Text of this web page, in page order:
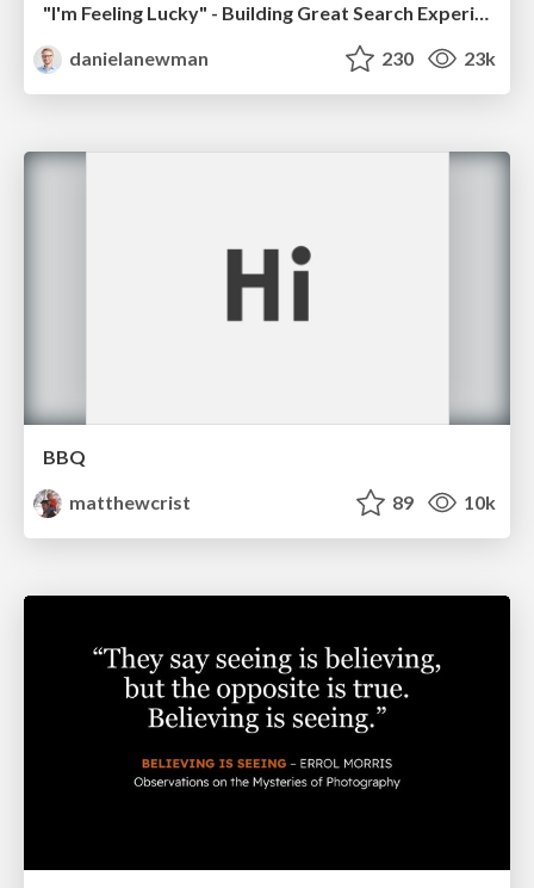
"I'm Feeling Lucky" - Building Great Search Experiences for Today's Users (#IAC19)
danielanewman
230 23k
BBQ
matthewcrist
89 10k